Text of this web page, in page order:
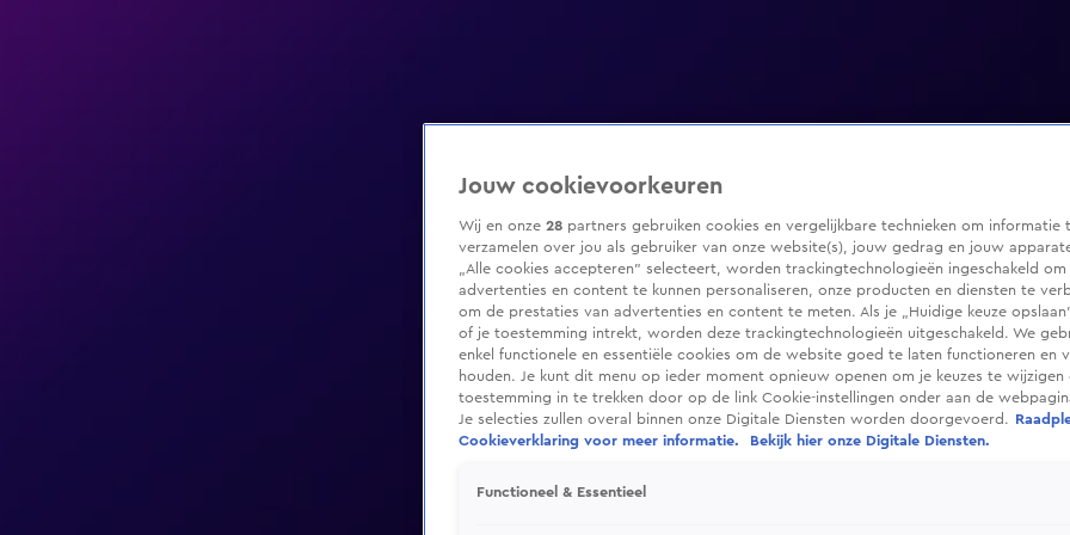
Jouw cookievoorkeuren
Wij en onze 28 partners gebruiken cookies en vergelijkbare technieken om informatie
verzamelen over jou als gebruiker van onze website(s), jouw gedrag en jouw
„Alle cookies accepteren” selecteert, worden trackingtechnologieën ingeschakeld om
advertenties en content te kunnen personaliseren, onze producten en diensten te
om de prestaties van advertenties en content te meten. Als je „Huidige keuze
of je toestemming intrekt, worden deze trackingtechnologieën uitgeschakeld. We
enkel functionele en essentiële cookies om de website goed te laten functioneren en
houden. Je kunt dit menu op ieder moment opnieuw openen om je keuzes te wijzigen
toestemming in te trekken door op de link Cookie-instellingen onder aan de
Je selecties zullen overal binnen onze Digitale Diensten worden doorgevoerd.
Cookieverklaring voor meer informatie.
Bekijk hier onze Digitale Diensten.
Functioneel & Essentieel